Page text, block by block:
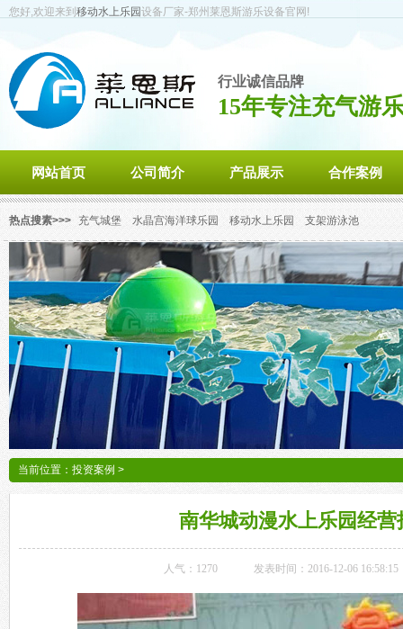
您好,欢迎来到 移动水上乐园设备厂家-郑州莱恩斯游乐设备官网!
行业诚信品牌
15年专注充气游
网站首页 公司简介 产品展示 合作案例
热点搜素>>> 充气城堡 水晶宫海洋球乐园 移动水上乐园 支架游泳池
当前位置： 投资案例 >
南华城动漫水上乐园经
人气： 1270 发表时间：2016-12-06 16:58:15